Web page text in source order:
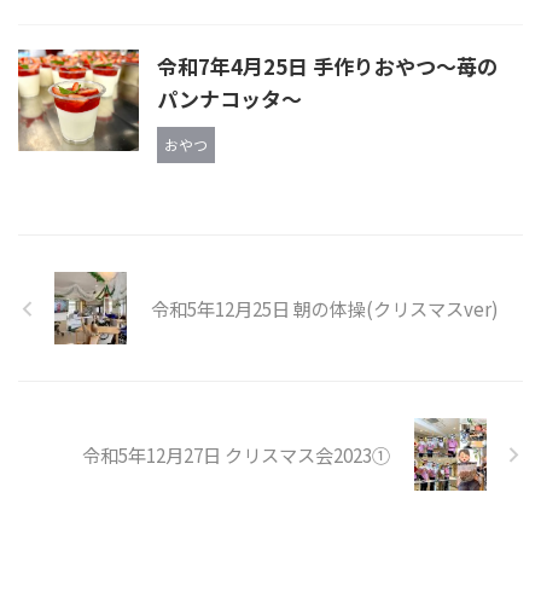
令和7年4月25日 手作りおやつ〜苺の
パンナコッタ〜
おやつ
令和5年12月25日 朝の体操(クリスマスver)
令和5年12月27日 クリスマス会2023①